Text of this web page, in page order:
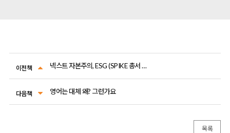
이전책 넥스트 자본주의, ESG (SPIKE 총서 03)
다음책 영어는 대체 왜? 그런가요
목록